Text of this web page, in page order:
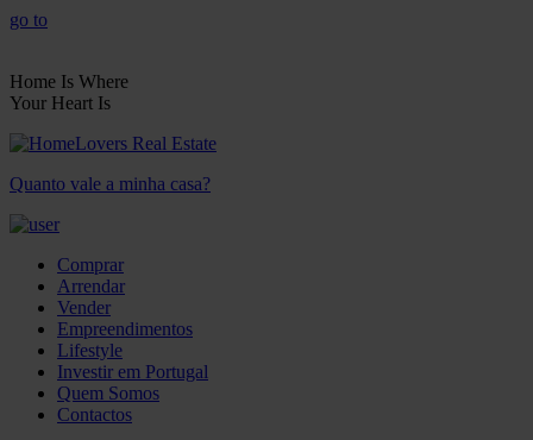
go to
Home Is Where
Your Heart Is
Quanto vale a minha casa?
Comprar
Arrendar
Vender
Empreendimentos
Lifestyle
Investir em Portugal
Quem Somos
Contactos